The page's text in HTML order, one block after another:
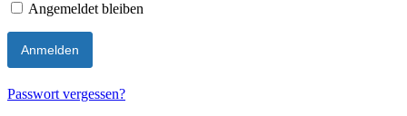
Angemeldet bleiben
Passwort vergessen?